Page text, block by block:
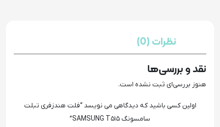
نظرات (0)
نقد و بررسی‌ها
هنوز بررسی‌ای ثبت نشده است.
اولین کسی باشید که دیدگاهی می نویسد “فلت هندزفری تبلت
سامسونگ SAMSUNG T515”